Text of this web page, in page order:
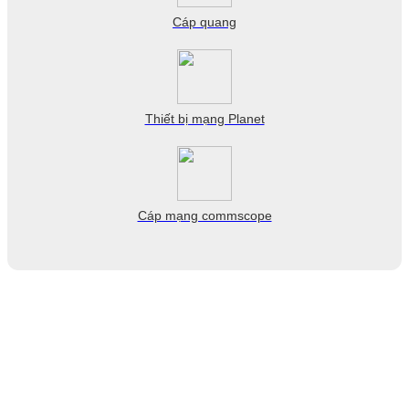
Cáp quang
Thiết bị mạng Planet
Cáp mạng commscope